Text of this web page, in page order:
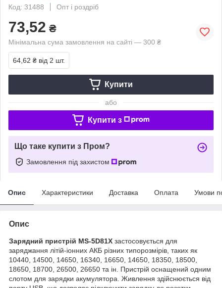
Код: 31488
Опт і роздріб
73,52 ₴
Мінімальна сума замовлення на сайті — 300 ₴
64,62 ₴ від 2 шт.
Купити
або
Купити з
Що таке купити з Пром?
Замовлення під захистом
Опис Характеристики Доставка Оплата Умови
Опис
Зарядний пристрій MS-5D81X застосовується для
заряджання літій-іонних АКБ різних типорозмірів, таких як
10440, 14500, 14650, 16340, 16650, 14650, 18350, 18500,
18650, 18700, 26500, 26650 та ін. Пристрій оснащений одним
слотом для зарядки акумулятора. Живлення здійснюється від